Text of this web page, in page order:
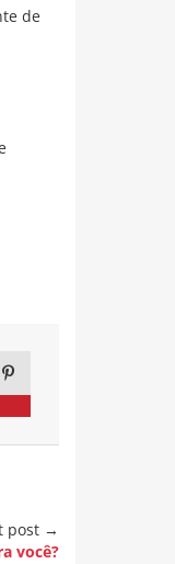
de
post →
você?